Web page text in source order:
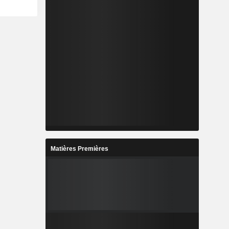
Matières Premières